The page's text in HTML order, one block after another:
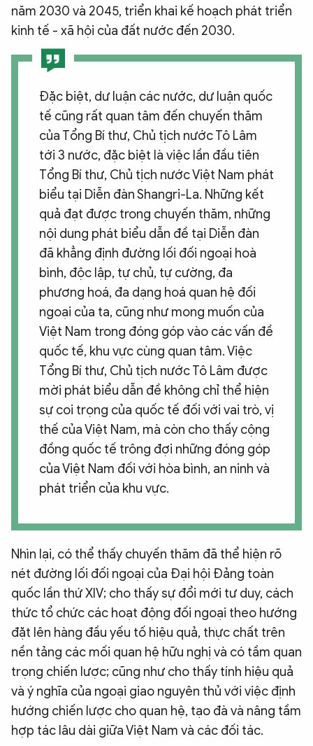
năm 2030 và 2045, triển khai kế hoạch phát triển
kinh tế - xã hội của đất nước đến 2030.
Đặc biệt, dư luận các nước, dư luận quốc
tế cũng rất quan tâm đến chuyến thăm
của Tổng Bí thư, Chủ tịch nước Tô Lâm
tới 3 nước, đặc biệt là việc lần đầu tiên
Tổng Bí thư, Chủ tịch nước Việt Nam phát
biểu tại Diễn đàn Shangri-La. Những kết
quả đạt được trong chuyến thăm, những
nội dung phát biểu dẫn đề tại Diễn đàn
đã khẳng định đường lối đối ngoại hoà
bình, độc lập, tự chủ, tự cường, đa
phương hoá, đa dạng hoá quan hệ đối
ngoại của ta, cũng như mong muốn của
Việt Nam trong đóng góp vào các vấn đề
quốc tế, khu vực cùng quan tâm. Việc
Tổng Bí thư, Chủ tịch nước Tô Lâm được
mời phát biểu dẫn đề không chỉ thể hiện
sự coi trọng của quốc tế đối với vai trò, vị
thế của Việt Nam, mà còn cho thấy cộng
đồng quốc tế trông đợi những đóng góp
của Việt Nam đối với hòa bình, an ninh và
phát triển của khu vực.
Nhìn lại, có thể thấy chuyến thăm đã thể hiện rõ
nét đường lối đối ngoại của Đại hội Đảng toàn
quốc lần thứ XIV; cho thấy sự đổi mới tư duy, cách
thức tổ chức các hoạt động đối ngoại theo hướng
đặt lên hàng đầu yếu tố hiệu quả, thực chất trên
nền tảng các mối quan hệ hữu nghị và có tầm quan
trọng chiến lược; cũng như cho thấy tính hiệu quả
và ý nghĩa của ngoại giao nguyên thủ với việc định
hướng chiến lược cho quan hệ, tạo đà và nâng tầm
hợp tác lâu dài giữa Việt Nam và các đối tác.